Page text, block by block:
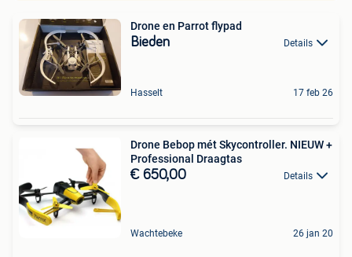
Drone en Parrot flypad
Bieden Details
Hasselt 17 feb 26
Drone Bebop mét Skycontroller. NIEUW +
Professional Draagtas
€ 650,00 Details
Wachtebeke 26 jan 20